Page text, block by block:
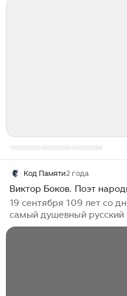
Код Памяти2 года
Виктор Боков. Поэт
19 сентября 109 лет со
самый душевный русский
музыка. Песни стали